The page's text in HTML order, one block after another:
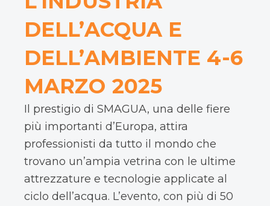
DELL’ACQUA E
DELL’AMBIENTE 4-6
MARZO 2025
Il prestigio di SMAGUA, una delle fiere
più importanti d’Europa, attira
professionisti da tutto il mondo che
trovano un’ampia vetrina con le ultime
attrezzature e tecnologie applicate al
ciclo dell’acqua. L’evento, con più di 50